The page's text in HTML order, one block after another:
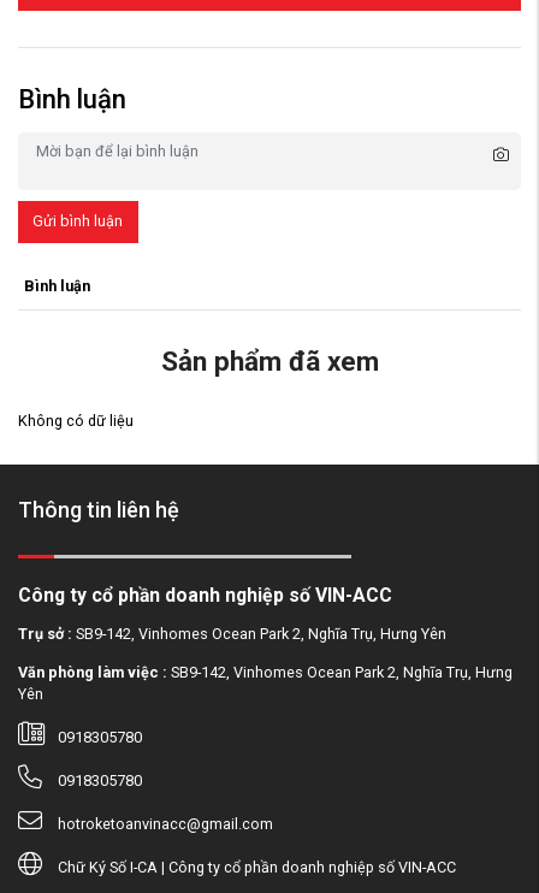
Bình luận
Gửi bình luận
Bình luận
Sản phẩm đã xem
Không có dữ liệu
Thông tin liên hệ
Công ty cổ phần doanh nghiệp số VIN-ACC
Trụ sở : SB9-142, Vinhomes Ocean Park 2, Nghĩa Trụ, Hưng Yên
Văn phòng làm việc : SB9-142, Vinhomes Ocean Park 2, Nghĩa Trụ, Hưng
Yên
0918305780
0918305780
hotroketoanvinacc@gmail.com
Chữ Ký Số I-CA | Công ty cổ phần doanh nghiệp số VIN-ACC